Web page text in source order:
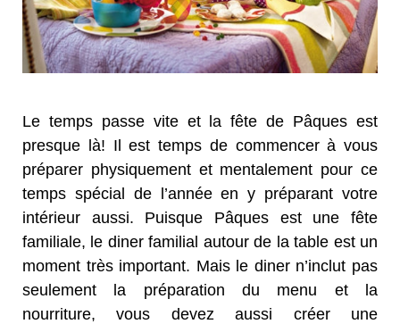
Le temps passe vite et la fête de Pâques est
presque là! Il est temps de commencer à vous
préparer physiquement et mentalement pour ce
temps spécial de l’année en y préparant votre
intérieur aussi. Puisque Pâques est une fête
familiale, le diner familial autour de la table est un
moment très important. Mais le diner n’inclut pas
seulement la préparation du menu et la
nourriture, vous devez aussi créer une